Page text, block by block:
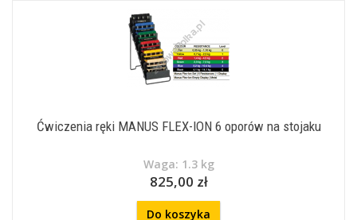
Ćwiczenia ręki MANUS FLEX-ION 6 oporów na stojaku
Waga: 1.3 kg
825,00 zł
Do koszyka